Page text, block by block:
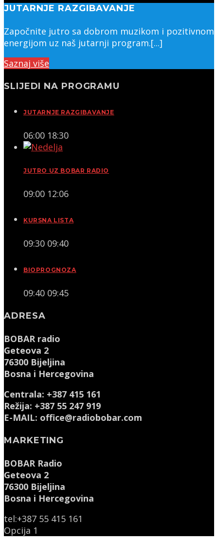
JUTARNJE RAZGIBAVANJE
Započnite jutro sa dobrom muzikom i pozitivnom
energijom uz naš jutarnji program.[...]
Saznaj više
SLIJEDI NA PROGRAMU
JUTARNJE RAZGIBAVANJE
06:00 18:30
JUTRO UZ BOBAR RADIO
09:00 12:06
KURSNA LISTA
09:30 09:40
BIOPROGNOZA
09:40 09:45
ADRESA
BOBAR radio
Geteova 2
76300 Bijeljina
Bosna i Hercegovina
Centrala: +387 415 161
Režija: +387 55 247 919
E-MAIL: office@radiobobar.com
MARKETING
BOBAR Radio
Geteova 2
76300 Bijeljina
Bosna i Hercegovina
tel:+387 55 415 161
Opcija 1